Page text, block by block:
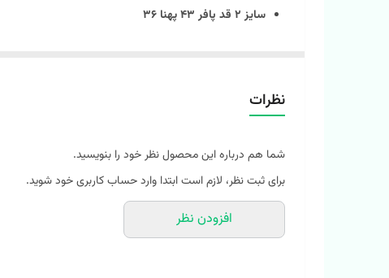
سایز ۲ قد پافر ۴۳ پهنا ۳۶
سایز ۵ قد پافر ۵۰ پهنا ۴۲ ‎
حراج قیمت خرید پافر دورو بچگانه ، مقاومترین در برابر سرما و بارون
این پافرا‌ یکی از بهترین انتخاب‌ها برا پاییز و زمستونه
بیا پایینتر بهت بگم چرا:
دو طرفش قابل استفادس با دوتا طرح خوشگل (دورو)
نظرات
شما هم درباره این محصول نظر خود را بنویسید.
برای ثبت نظر، لازم است ابتدا وارد حساب کاربری خود شوید.
افزودن نظر